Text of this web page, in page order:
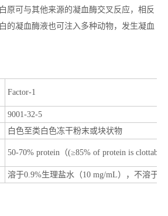
原可与其他来源的凝血酶交叉反应，相反
的凝血酶液也可注入多种动物，发生凝血
Factor-1
9001-32-5
白色至类白色冻干粉末或块状物
50-70% protein（(≥85% of protein is clottable)
溶于0.9%生理盐水（10 mg/mL），不溶于水